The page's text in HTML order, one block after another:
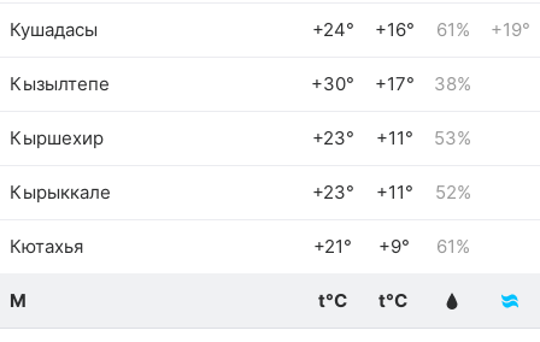
Кушадасы +24° +16° 61% +19°
Кызылтепе +30° +17° 38%
Кыршехир +23° +11° 53%
Кырыккале +23° +11° 52%
Кютахья +21° +9° 61%
М t°C t°C